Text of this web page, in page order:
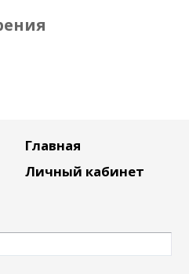
Главная
Личный кабинет